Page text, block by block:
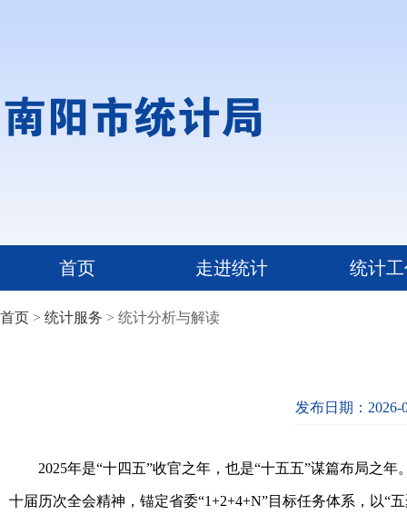
首页 走进统计 统计
首页 > 统计服务 > 统计分析与解读
发布日期：2026-
2025年是“十四五”收官之年，也是“十五五”谋篇布局之
十届历次全会精神，锚定省委“1+2+4+N”目标任务体系，以“